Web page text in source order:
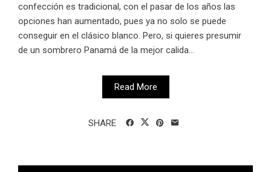
confección es tradicional, con el pasar de los años las
opciones han aumentado, pues ya no solo se puede
conseguir en el clásico blanco. Pero, si quieres presumir
de un sombrero Panamá de la mejor calida...
Read More
SHARE